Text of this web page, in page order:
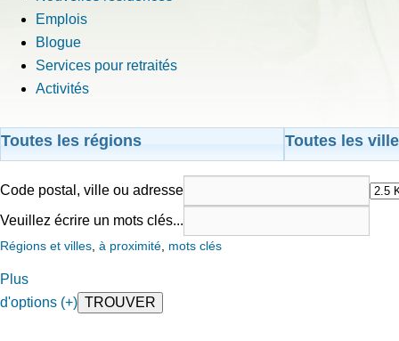
Emplois
Blogue
Services pour retraités
Activités
Toutes les régions Toutes les
Code postal, ville ou adresse
Veuillez écrire un mots clés...
Régions et villes à proximité mots clés
Plus
d'options (+)